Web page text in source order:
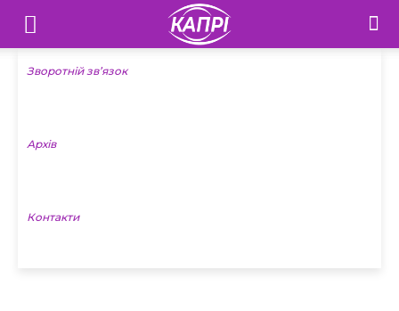
Телебачення
«Капрі»
Новини
Зворотній зв’язок
Архів
Контакти